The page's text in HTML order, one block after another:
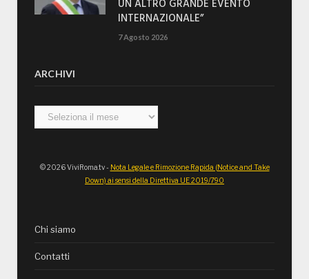
UN ALTRO GRANDE EVENTO
INTERNAZIONALE”
7 Agosto 2026
ARCHIVI
Archivi
© 2026 ViviRoma.tv - Nota Legale e Rimozione Rapida (Notice and Take
Down) ai sensi della Direttiva UE 2019/790
Chi siamo
Contatti